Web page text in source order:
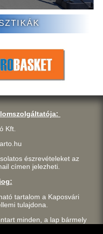
Kft.
észrevételeket az
címen jelezheti.
tartalom a Kaposvári
tulajdona.
minden, a lap bármely